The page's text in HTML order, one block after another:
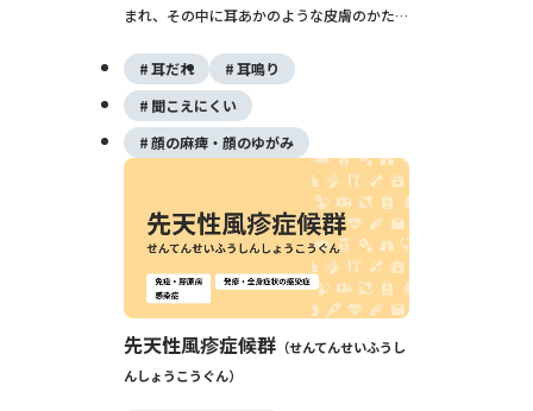
まれ、その中に耳あかのような皮膚のかたま
行する中耳炎です。耳だれや片側の難聴が続
き、進行するとめまい・顔面神経麻痺・髄膜
炎など重い合併症につながるため、手術によ
る治療が基本となります。
耳だれ
耳鳴り
聞こえにくい
顔の麻痺・顔のゆがみ
先天性風疹症候群
せんてんせいふうし
んしょうこうぐん